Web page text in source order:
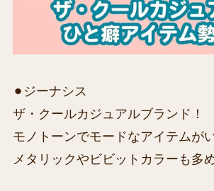
⚫︎ジーナシス
ザ・クールカジュアルブランド！
モノトーンでモードなアイテムが
メタリックやビビットカラーも多め